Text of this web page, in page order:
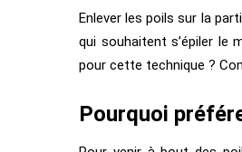
Enlever les poils sur la
qui souhaitent s’épiler le
pour cette technique ?
Pourquoi